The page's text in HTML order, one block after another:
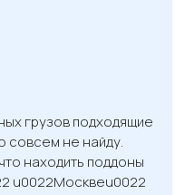
грузов подходящие
совсем не найду.
находить поддоны
u0022Москвеu0022